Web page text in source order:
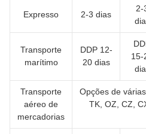
Expresso 2-3 dias
2-
Transporte
marítimo
DDP 12-
20 dias
15-
Transporte
aéreo de
mercadorias
Opções de
TK, OZ, CZ,